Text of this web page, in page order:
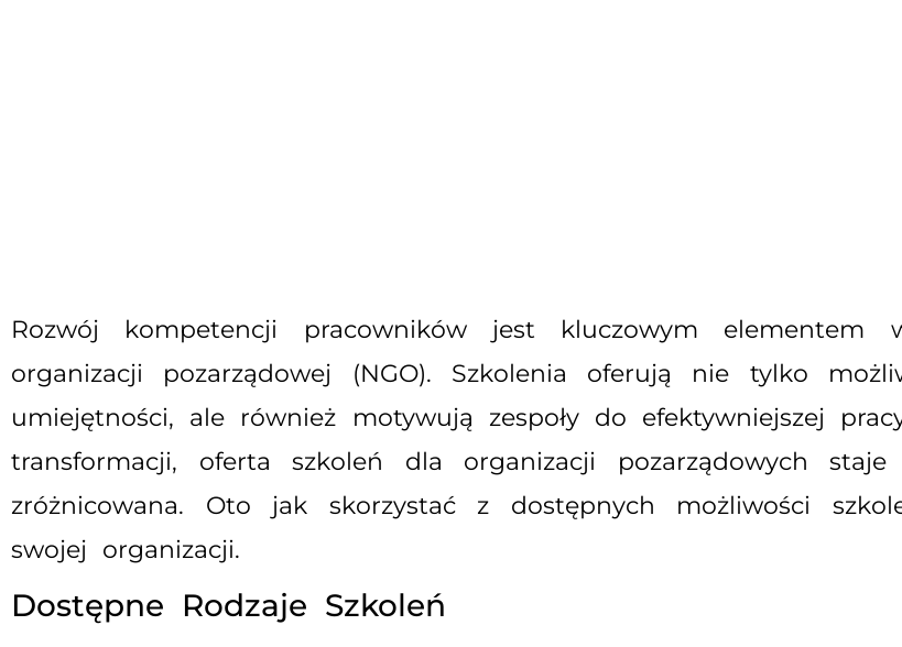
Rozwój kompetencji pracowników jest kluczowym elementem
organizacji pozarządowej (NGO). Szkolenia oferują nie tylko
umiejętności, ale również motywują zespoły do efektywniejszej
transformacji, oferta szkoleń dla organizacji pozarządowych
zróżnicowana. Oto jak skorzystać z dostępnych możliwości
swojej organizacji.
Dostępne Rodzaje Szkoleń